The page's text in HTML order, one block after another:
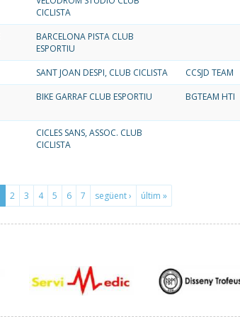
CICLISTA
BARCELONA PISTA CLUB
ESPORTIU
SANT JOAN DESPI, CLUB CICLISTA
CCSJD TEAM
BIKE GARRAF CLUB ESPORTIU BGTEAM HTI
CICLES SANS, ASSOC. CLUB
CICLISTA
2 3 4 5 6 7 següent › últim »